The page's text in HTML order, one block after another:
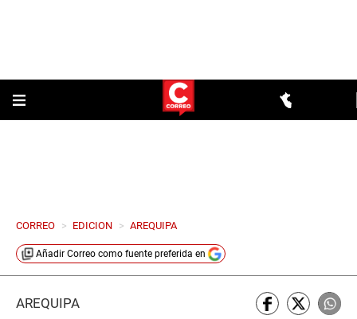
CORREO > EDICION > AREQUIPA
Añadir Correo como fuente preferida en
AREQUIPA